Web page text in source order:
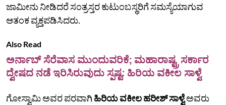
ಜಾಮೀನು ನೀಡಿದರೆ ಸಂತ್ರಸ್ತರ ಕುಟುಂಬಸ್ಥರಿಗೆ ಸಮಸ್ಯೆಯಾಗುವ
ಆತಂಕ ವ್ಯಕ್ತಪಡಿಸಿದರು.
Also Read
ಅರ್ನಾಬ್ ಸೆರೆವಾಸ ಮುಂದುವರಿಕೆ; ಮಹಾರಾಷ್ಟ್ರ ಸರ್ಕಾರ
ದ್ವೇಷದ ನಡೆ ಇರಿಸಿರುವುದು ಸ್ಪಷ್ಟ: ಹಿರಿಯ ವಕೀಲ ಸಾಳ್ವೆ
ಗೋಸ್ವಾಮಿ ಅವರ ಪರವಾಗಿಹಿರಿಯ ವಕೀಲ ಹರೀಶ್‌ ಸಾಳ್ವೆಅವರು